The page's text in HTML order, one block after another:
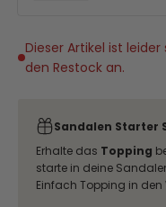
Dieser Artikel ist
den Restock an.
Sandalen Starter
Erhalte das Topping
starte in deine
Einfach Topping in den